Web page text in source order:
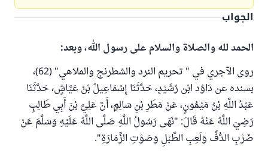
الجواب
الحمد لله والصلاة والسلام على رسول الله، وبعد:
روى الآجري في " تحريم النرد والشطرنج والملاهي" (62)،
بسنده عن دَاوُد ابْن رُشَيْدٍ، حَدَّثَنَا إِسْمَاعِيلُ بْنُ عَيَّاشٍ، حَدَّثَنَا
عَبْدُ اللَّهِ بْنُ مَيْمُونٍ، عَنْ مَطَرِ بْنِ سَالِمٍ، أَنَّ عَلِيَّ بْنَ أَبِي طَالِبٍ
رَضِيَ اللَّهُ عَنْهُ قَالَ: "نَهَى رَسُولُ اللَّهِ صَلَّى اللَّهُ عَلَيْهِ وَسَلَّمَ عَنْ
ضَرْبِ الدُّفِّ وَلَعِبِ الطَّبْلِ وَصَوْتِ الزِّمَارَةِ".